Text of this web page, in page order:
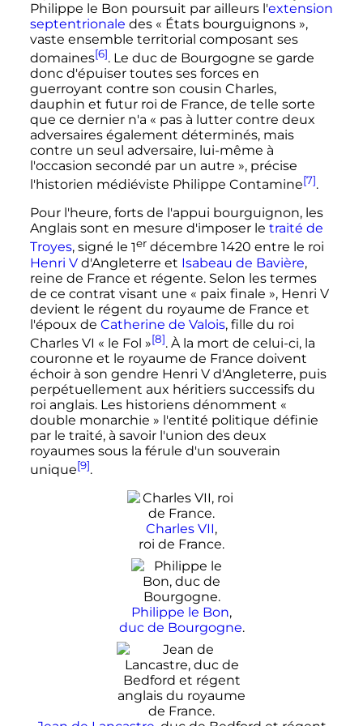
Philippe le Bon poursuit par ailleurs l'extension
septentrionale des « États bourguignons »,
vaste ensemble territorial composant ses
domaines[6]. Le duc de Bourgogne se garde
donc d'épuiser toutes ses forces en
guerroyant contre son cousin Charles,
dauphin et futur roi de France, de telle sorte
que ce dernier n'a « pas à lutter contre deux
adversaires également déterminés, mais
contre un seul adversaire, lui-même à
l'occasion secondé par un autre », précise
l'historien médiéviste Philippe Contamine[7].
Pour l'heure, forts de l'appui bourguignon, les
Anglais sont en mesure d'imposer le traité de
Troyes, signé le 1erdécembre 1420 entre le roi
Henri Vd'Angleterre et Isabeau de Bavière,
reine de France et régente. Selon les termes
de ce contrat visant une « paix finale », Henri V
devient le régent du royaume de France et
l'époux de Catherine de Valois, fille du roi
Charles VI « le Fol »[8]. À la mort de celui-ci, la
couronne et le royaume de France doivent
échoir à son gendre Henri Vd'Angleterre, puis
perpétuellement aux héritiers successifs du
roi anglais. Les historiens dénomment «
double monarchie » l'entité politique définie
par le traité, à savoir l'union des deux
royaumes sous la férule d'un souverain
unique[9].
Charles VII,
roi de France.
Philippe le Bon,
duc de Bourgogne.